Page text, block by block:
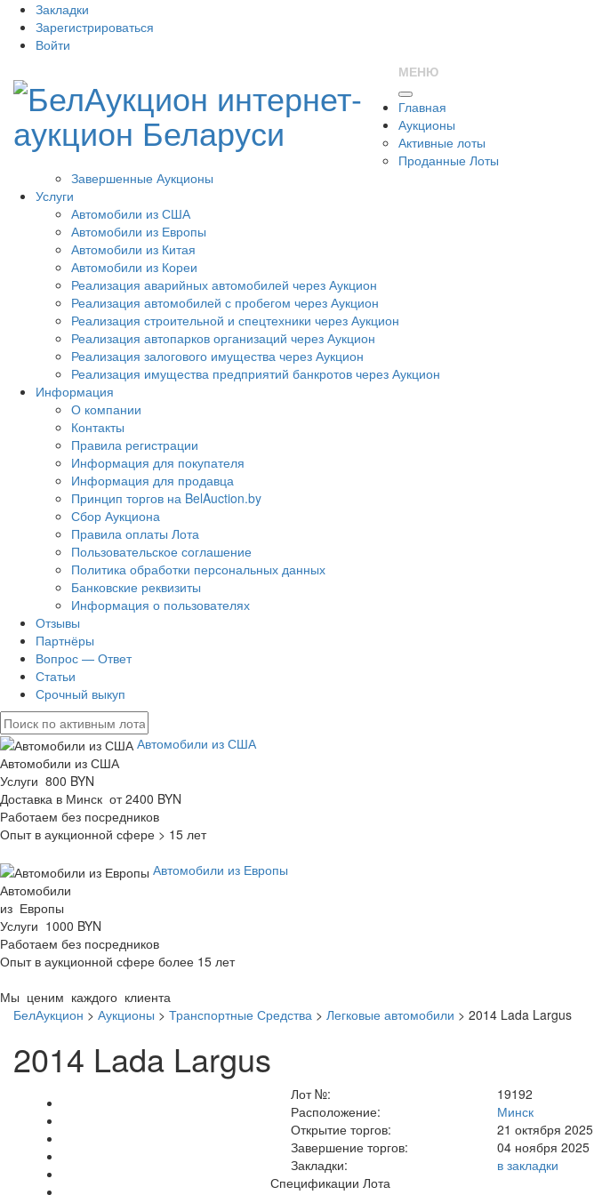
Закладки
Зарегистрироваться
Войти
МЕНЮ
Главная
Аукционы
Активные лоты
Проданные Лоты
Завершенные Аукционы
Услуги
Автомобили из США
Автомобили из Европы
Автомобили из Китая
Автомобили из Кореи
Реализация аварийных автомобилей через Аукцион
Реализация автомобилей с пробегом через Аукцион
Реализация строительной и спецтехники через Аукцион
Реализация автопарков организаций через Аукцион
Реализация залогового имущества через Аукцион
Реализация имущества предприятий банкротов через Аукцион
Информация
О компании
Контакты
Правила регистрации
Информация для покупателя
Информация для продавца
Принцип торгов на BelAuction.by
Сбор Аукциона
Правила оплаты Лота
Пользовательское соглашение
Политика обработки персональных данных
Банковские реквизиты
Информация о пользователях
Отзывы
Партнёры
Вопрос — Ответ
Статьи
Срочный выкуп
Автомобили из США
Автомобили из США
Услуги 800 BYN
Доставка в Минск от 2400 BYN
Работаем без посредников
Опыт в аукционной сфере > 15 лет
Автомобили из Европы
Автомобили
из Европы
Услуги 1000 BYN
Работаем без посредников
Опыт в аукционной сфере более 15 лет
Мы ценим каждого клиента
БелАукцион > Аукционы > Транспортные Средства > Легковые автомобили > 2014 Lada Largus
2014 Lada Largus
Лот №:
19192
Расположение:
Минск
Открытие торгов:
21 октября 2025
Завершение торгов:
04 ноября 2025
Закладки:
в закладки
Спецификации Лота